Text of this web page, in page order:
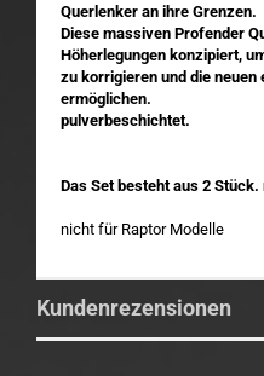
Querlenker an ihre Grenzen.
Diese massiven Profender
Höherlegungen konzipiert,
zu korrigieren und die neuen
ermöglichen.
pulverbeschichtet.
Das Set besteht aus 2
nicht für Raptor Modelle
Kundenrezensionen